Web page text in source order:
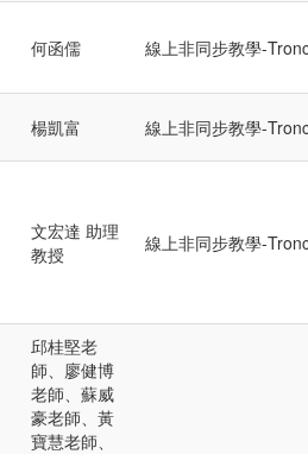
何函儒 線上非同步教學-
楊凱富 線上非同步教學-
文宏達 助理
教授
線上非同步教學-
邱桂堅老
師、廖健博
老師、蘇威
豪老師、黃
寶慧老師、